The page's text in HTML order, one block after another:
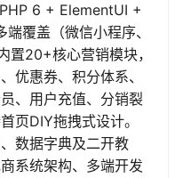
6 + ElementUI +
覆盖（微信小程序、
置20+核心营销模块，
优惠券、积分体系、
、用户充值、分销裂
页DIY拖拽式设计。
数据字典及二开教
系统架构、多端开发